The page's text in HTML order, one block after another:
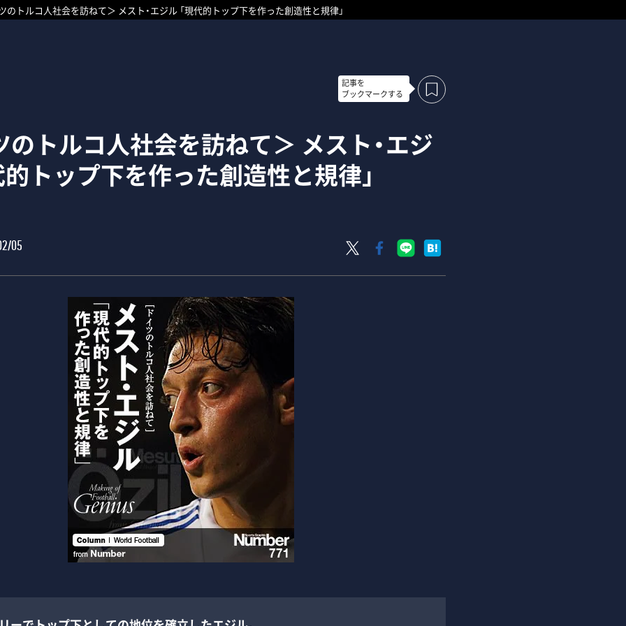
のトルコ人社会を訪ねて＞ メスト・エジル 「現代的トップ下を作った創造性と規律」
記事を
ブックマークする
のトルコ人社会を訪ねて＞ メスト・エジ
的トップ下を作った創造性と規律」
05